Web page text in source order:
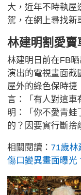
大，近年不時執屋
駕，在網上尋找新
林建明割愛賣
林建明日前在FB
演出的電視畫面截
屋外的綠色保時捷
言：「有人對這車
明：「你不愛青蛙
的？因要實行斷捨
相關閱讀： 71歲林
傷口變異畫面曝光